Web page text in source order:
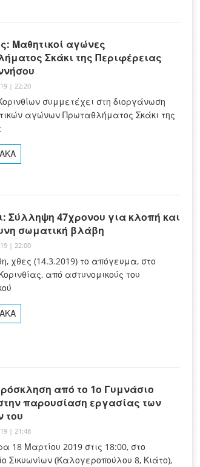
Μαθητικοί αγώνες
Σκάκι της Περιφέρειας
| 22:20
συμμετέχει στη διοργάνωση
αγώνων Πρωταθλήματος Σκάκι της
Σύλληψη 47χρονου για κλοπή και
σωματική βλάβη
| 22:00
χθες (14.3.2019) το απόγευμα, στο
από αστυνομικούς του
από το 1ο Γυμνάσιο
παρουσίαση εργασίας των
του
| 21:48
18 Μαρτίου 2019 στις 18:00, στο
Σικυωνίων (Καλογεροπούλου 8, Κιάτο),